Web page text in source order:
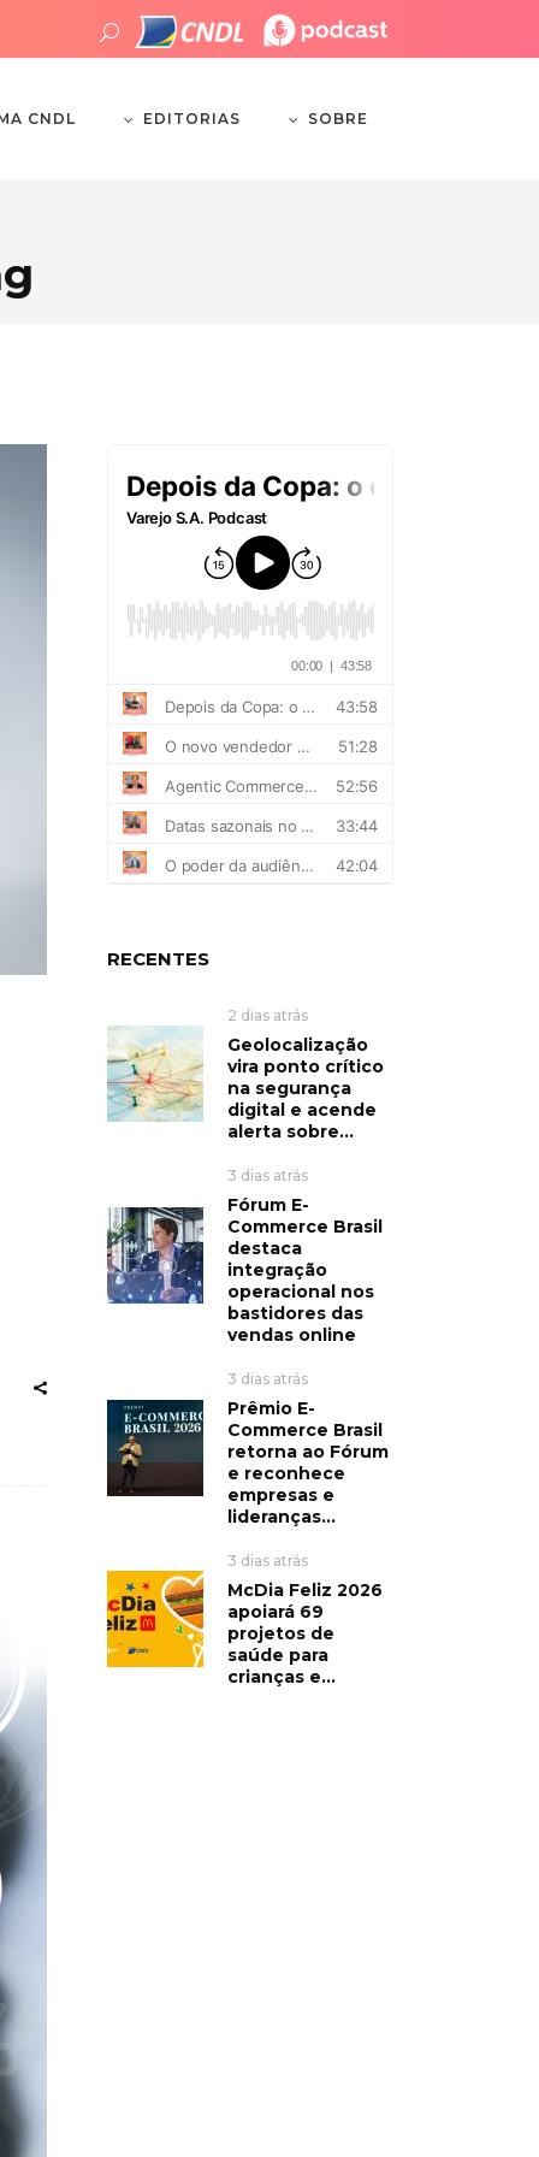
CNDL EDITORIAS SOBRE
RECENTES
2 dias atrás
Geolocalização
vira ponto crítico
na segurança
digital e acende
alerta sobre...
3 dias atrás
Fórum E-
Commerce Brasil
destaca
integração
operacional nos
bastidores das
vendas online
3 dias atrás
Prêmio E-
Commerce Brasil
retorna ao Fórum
e reconhece
empresas e
lideranças...
3 dias atrás
McDia Feliz 2026
apoiará 69
projetos de
saúde para
crianças e...